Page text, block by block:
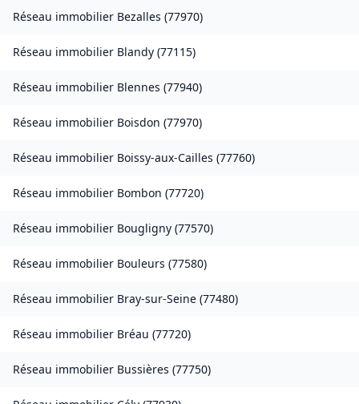
Réseau immobilier Bezalles (77970)
Réseau immobilier Blandy (77115)
Réseau immobilier Blennes (77940)
Réseau immobilier Boisdon (77970)
Réseau immobilier Boissy-aux-Cailles (77760)
Réseau immobilier Bombon (77720)
Réseau immobilier Bougligny (77570)
Réseau immobilier Bouleurs (77580)
Réseau immobilier Bray-sur-Seine (77480)
Réseau immobilier Bréau (77720)
Réseau immobilier Bussières (77750)